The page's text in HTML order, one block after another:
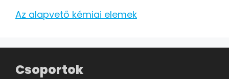
Az alapvető kémiai elemek
Csoportok